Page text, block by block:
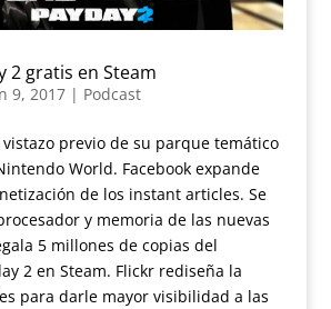
2 gratis en Steam
9, 2017| Podcast
previo de su parque temático
World. Facebook expande
de los instant articles. Se
y memoria de las nuevas
5 millones de copias del
2 en Steam. Flickr rediseña la
para darle mayor visibilidad a las